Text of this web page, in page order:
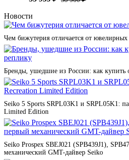
Новости
Чем бижутерия отличается от
Бренды, ушедшие из России: как купить
Seiko 5 Sports SRPL03K1 и SRPL05K1:
Limited Edition
Seiko Prospex SBEJ021 (SPB439J1),
механический GMT-дайвер Seiko